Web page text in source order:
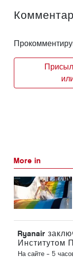
More in
Ryanair
Институтом
подготовки
На сайте - 5